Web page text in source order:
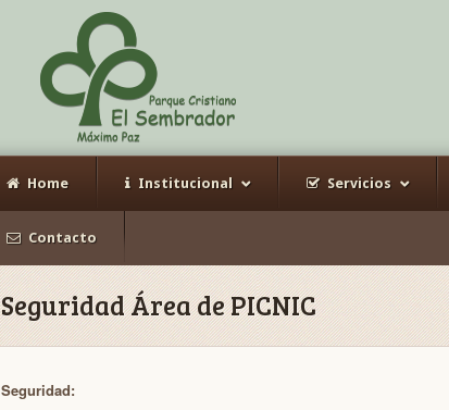
Home Institucional Servicios
Contacto
Seguridad Área de PICNIC
Seguridad: